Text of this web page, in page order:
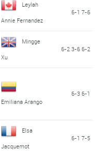
Leylah
Annie Fernandez
6-1 7-6
Mingge
Xu
6-2 3-6 6-2
Emiliana Arango
6-3 6-1
Elsa
Jacquemot
6-1 7-5